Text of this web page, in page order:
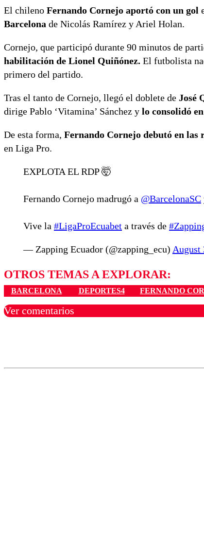
El chileno Fernando Cornejo aportó con un gol
Barcelona de Nicolás Ramírez y Ariel Holan.
Cornejo, que participó durante 90 minutos de
habilitación de Lionel Quiñónez. El futbolista
primero del partido.
Tras el tanto de Cornejo, llegó el doblete de José
dirige Pablo ‘Vitamina’ Sánchez y lo consolidó
De esta forma, Fernando Cornejo debutó en las
en Liga Pro.
EXPLOTA EL RDP 🤯
Fernando Cornejo madrugó a @BarcelonaSC
Vive la #LigaProEcuabet a través de
— Zapping Ecuador (@zapping_ecu) August
OTROS TEMAS A EXPLORAR:
BARCELONA DEPORTES4 FERNANDO
Ver comentarios